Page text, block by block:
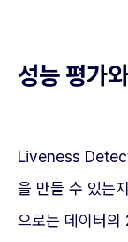
성능 평가
Liveness
을 만들 수 있는
으로는 데이터의